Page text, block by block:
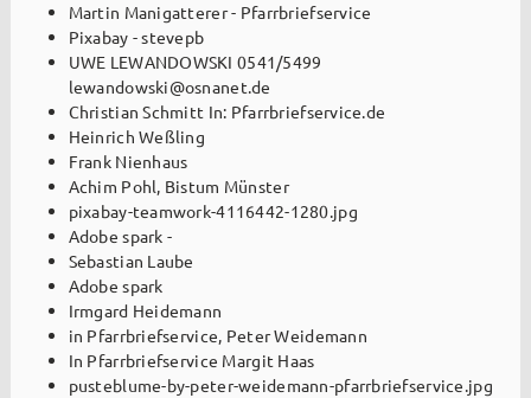
Martin Manigatterer - Pfarrbriefservice
Pixabay - stevepb
UWE LEWANDOWSKI 0541/5499
lewandowski@osnanet.de
Christian Schmitt In: Pfarrbriefservice.de
Heinrich Weßling
Frank Nienhaus
Achim Pohl, Bistum Münster
pixabay-teamwork-4116442-1280.jpg
Adobe spark -
Sebastian Laube
Adobe spark
Irmgard Heidemann
in Pfarrbriefservice, Peter Weidemann
In Pfarrbriefservice Margit Haas
pusteblume-by-peter-weidemann-pfarrbriefservice.jpg